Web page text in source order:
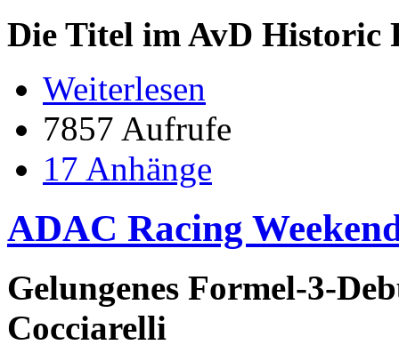
Die Titel im AvD Historic
Weiterlesen
7857 Aufrufe
17 Anhänge
ADAC Racing
Gelungenes Formel-3-
Cocciarelli